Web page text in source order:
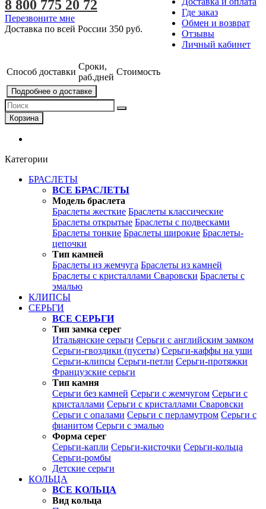
Где заказ
Обмен и возврат
Отзывы
Личный кабинет
8 800 775 20 72
Перезвоните мне
Доставка по всей России 350 руб.
Способ доставки
Сроки,
раб.дней
Стоимость
Подробнее о доставке
Корзина
Категории
БРАСЛЕТЫ
ВСЕ БРАСЛЕТЫ
Модель браслета
Браслеты жесткие Браслеты классические
Браслеты открытые Браслеты с подвесками
Браслеты тонкие Браслеты широкие Браслеты-
цепочки
Тип камней
Браслеты из жемчуга Браслеты из камней
Браслеты с кристаллами Сваровски Браслеты с
эмалью
КЛИПСЫ
СЕРЬГИ
ВСЕ СЕРЬГИ
Тип замка серег
Итальянские серьги Серьги с английским замком
Серьги-гвоздики (пусеты) Серьги-каффы на уши
Серьги-клипсы Серьги-петли Серьги-протяжки
Французские серьги
Тип камня
Серьги без камней Серьги с жемчугом Серьги с
кристаллами Серьги с кристаллами Сваровски
Серьги с опалами Серьги с перламутром Серьги с
фианитом Серьги с эмалью
Форма серег
Серьги-капли Серьги-кисточки Серьги-кольца
Серьги-ромбы
Детские серьги
КОЛЬЦА
ВСЕ КОЛЬЦА
Вид кольца